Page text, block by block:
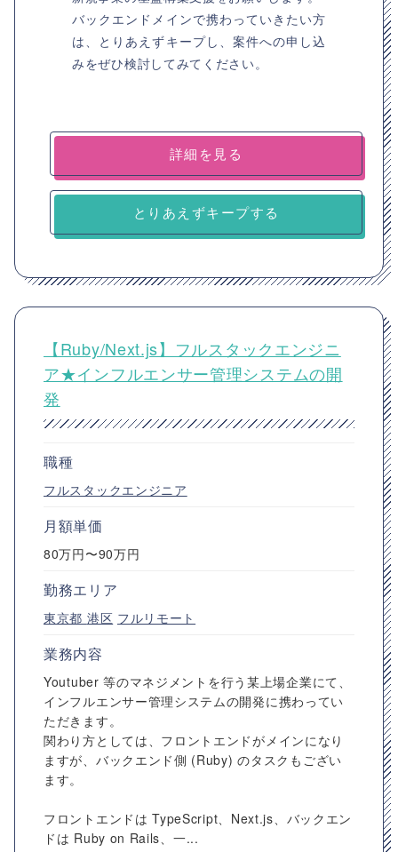
バックエンドメインで携わっていきたい方
は、とりあえずキープし、案件への申し込
みをぜひ検討してみてください。
詳細を見る
とりあえずキープする
【Ruby/Next.js】フルスタックエンジニ
ア★インフルエンサー管理システムの開
発
職種
フルスタックエンジニア
月額単価
80万円〜90万円
勤務エリア
東京都 港区 フルリモート
業務内容
Youtuber 等のマネジメントを行う某上場企業にて、
インフルエンサー管理システムの開発に携わってい
ただきます。
関わり方としては、フロントエンドがメインになり
ますが、バックエンド側 (Ruby) のタスクもござい
ます。
フロントエンドは TypeScript、Next.js、バックエン
ドは Ruby on Rails、一...